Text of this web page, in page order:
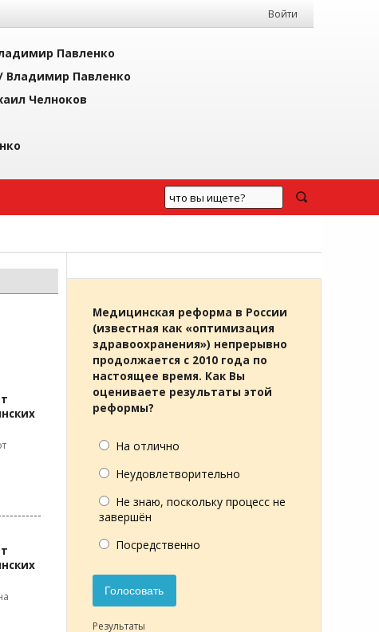
Войти
Павленко
Владимир Павленко
Челноков
Медицинская реформа в России
(известная как «оптимизация
здравоохранения») непрерывно
продолжается с 2010 года по
настоящее время. Как Вы
оцениваете результаты этой
реформы?
На отлично
Неудовлетворительно
Не знаю, поскольку процесс не
завершён
Посредственно
Голосовать
Результаты